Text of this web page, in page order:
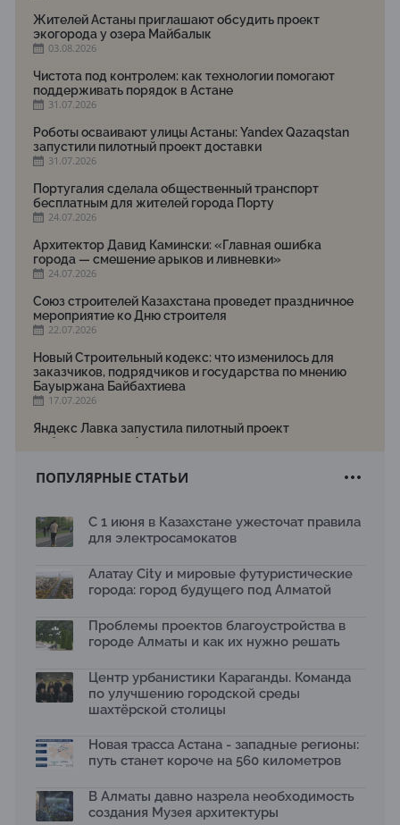
Жителей Астаны приглашают обсудить проект
экогорода у озера Майбалык
03.08.2026
Чистота под контролем: как технологии помогают
поддерживать порядок в Астане
31.07.2026
Роботы осваивают улицы Астаны: Yandex Qazaqstan
запустили пилотный проект доставки
31.07.2026
Португалия сделала общественный транспорт
бесплатным для жителей города Порту
24.07.2026
Архитектор Давид Камински: «Главная ошибка
города — смешение арыков и ливневки»
24.07.2026
Союз строителей Казахстана проведет праздничное
мероприятие ко Дню строителя
22.07.2026
Новый Строительный кодекс: что изменилось для
заказчиков, подрядчиков и государства по мнению
Бауыржана Байбахтиева
17.07.2026
Яндекс Лавка запустила пилотный проект
рободоставки в Астане
Архитектурная премия SÄULE ARCHITEKTURPREIS
Первый Дом правительства Алматы станет главной
13.07.2026
В столичном детсаду подвели итоги акции «Таза
отходам
08.07.2026
общественных пространств
06.07.2026
температуру и здоровье людей
03.07.2026
сильных дождей в горах Алматы
02.07.2026
ПОПУЛЯРНЫЕ СТАТЬИ
С 1 июня в Казахстане ужесточат правила
для электросамокатов
Алатау City и мировые футуристические
города: город будущего под Алматой
Проблемы проектов благоустройства в
городе Алматы и как их нужно решать
Центр урбанистики Караганды. Команда
по улучшению городской среды
шахтёрской столицы
Новая трасса Астана - западные регионы:
путь станет короче на 560 километров
В Алматы давно назрела необходимость
создания Музея архитектуры